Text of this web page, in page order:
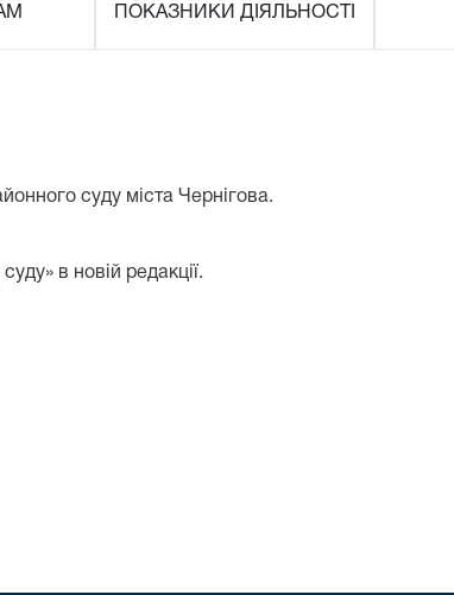
ПОКАЗНИКИ ДІЯЛЬНОСТІ
суду міста Чернігова.
в новій редакції.